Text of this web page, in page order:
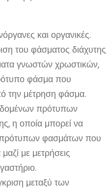
και οργανικές.
του φάσματος διάχυτης
γνωστών χρωστικών,
φάσμα που
την μέτρηση φάσμα.
πρότυπων
η οποία μπορεί να
φασμάτων που
με μετρήσεις
μεταξύ των